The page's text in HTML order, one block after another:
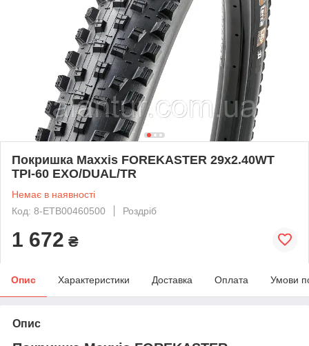
Покришка Maxxis FOREKASTER 29x2.40WT
TPI-60 EXO/DUAL/TR
Немає в наявності
Код: 8-ETB00460500
Роздріб
1 672 ₴
Опис Характеристики Доставка Оплата Умови
Опис